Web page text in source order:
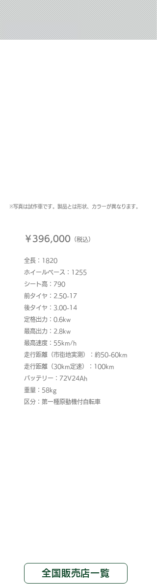
※写真は試作車です。製品とは形状、カラーが異なります。
​￥396,000 （税込）
全長：1820
ホイールベース：1255
シート高：790
前タイヤ：2.50-17
後タイヤ：3.00-14
定格出力：0.6kw
最高出力：2.8kw
最高速度：55km/h
走行距離（市街地実測）：約50-60km
走行距離（30km定速）：100km
バッテリー：72V24Ah
重量：58kg
区分：第一種原動機付自転車
全国販売店一覧